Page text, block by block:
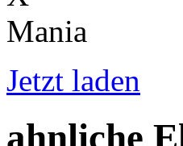
Jetzt laden
ahnliche